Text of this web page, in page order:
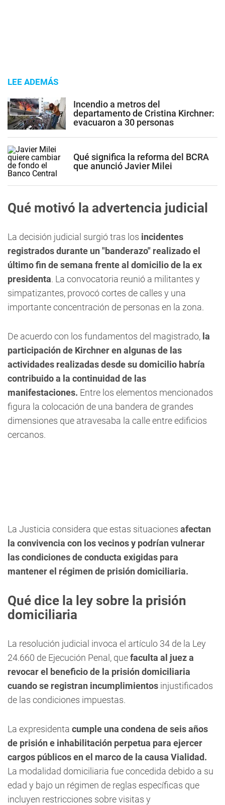
LEE ADEMÁS
Incendio a metros del
departamento de Cristina Kirchner:
evacuaron a 30 personas
Qué significa la reforma del BCRA
que anunció Javier Milei
Qué motivó la advertencia judicial
La decisión judicial surgió tras los incidentes
registrados durante un "banderazo" realizado el
último fin de semana frente al domicilio de la ex
presidenta. La convocatoria reunió a militantes y
simpatizantes, provocó cortes de calles y una
importante concentración de personas en la zona.
De acuerdo con los fundamentos del magistrado, la
participación de Kirchner en algunas de las
actividades realizadas desde su domicilio habría
contribuido a la continuidad de las
manifestaciones. Entre los elementos mencionados
figura la colocación de una bandera de grandes
dimensiones que atravesaba la calle entre edificios
cercanos.
La Justicia considera que estas situaciones afectan
la convivencia con los vecinos y podrían vulnerar
las condiciones de conducta exigidas para
mantener el régimen de prisión domiciliaria.
Qué dice la ley sobre la prisión
domiciliaria
La resolución judicial invoca el artículo 34 de la Ley
24.660 de Ejecución Penal, quefaculta al juez a
revocar el beneficio de la prisión domiciliaria
cuando se registran incumplimientos injustificados
de las condiciones impuestas.
La expresidenta cumple una condena de seis años
de prisión e inhabilitación perpetua para ejercer
cargos públicos en el marco de la causa Vialidad.
La modalidad domiciliaria fue concedida debido a su
edad y bajo un régimen de reglas específicas que
incluyen restricciones sobre visitas y